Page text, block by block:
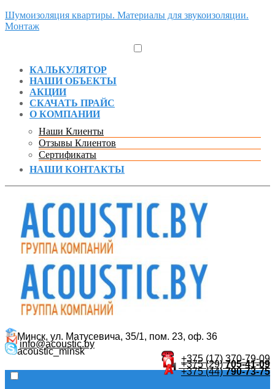
Шумоизоляция квартиры. Материалы для звукоизоляции.
Монтаж
КАЛЬКУЛЯТОР
НАШИ ОБЪЕКТЫ
АКЦИИ
СКАЧАТЬ ПРАЙС
О КОМПАНИИ
Наши Клиенты
Отзывы Клиентов
Сертификаты
НАШИ КОНТАКТЫ
Минск, ул. Матусевича, 35/1, пом. 23, оф. 36
info@acoustic.by
acoustic_minsk
+375 (17) 370-79-09
+375 (29)705-41-09
+375 (44)790-73-75